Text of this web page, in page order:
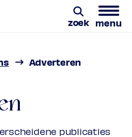
zoek menu
Adverteren
publicaties